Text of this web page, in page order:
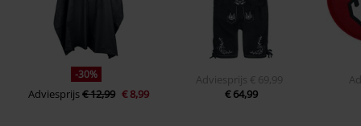
-30%
Adviesprijs€ 12,99 € 8,99
Adviesprijs
€ 69,99
€ 64,99